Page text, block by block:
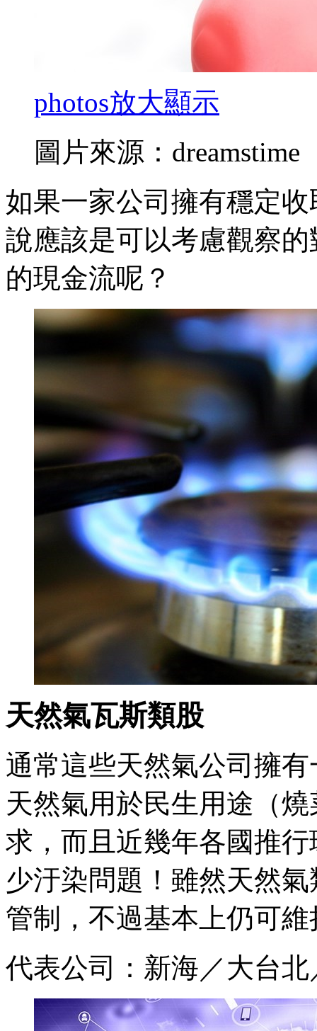
photos放大顯示
圖片來源：dreamstime
如果一家公司擁有穩定
說應該是可以考慮觀察
的現金流呢？
天然氣瓦斯類股
通常這些天然氣公司擁
天然氣用於民生用途（
求，而且近幾年各國推
少汙染問題！雖然天然
管制，不過基本上仍可
代表公司：新海／大台